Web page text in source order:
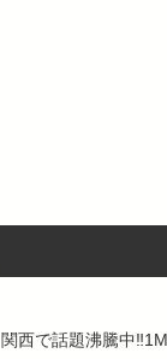
関西で話題沸騰中